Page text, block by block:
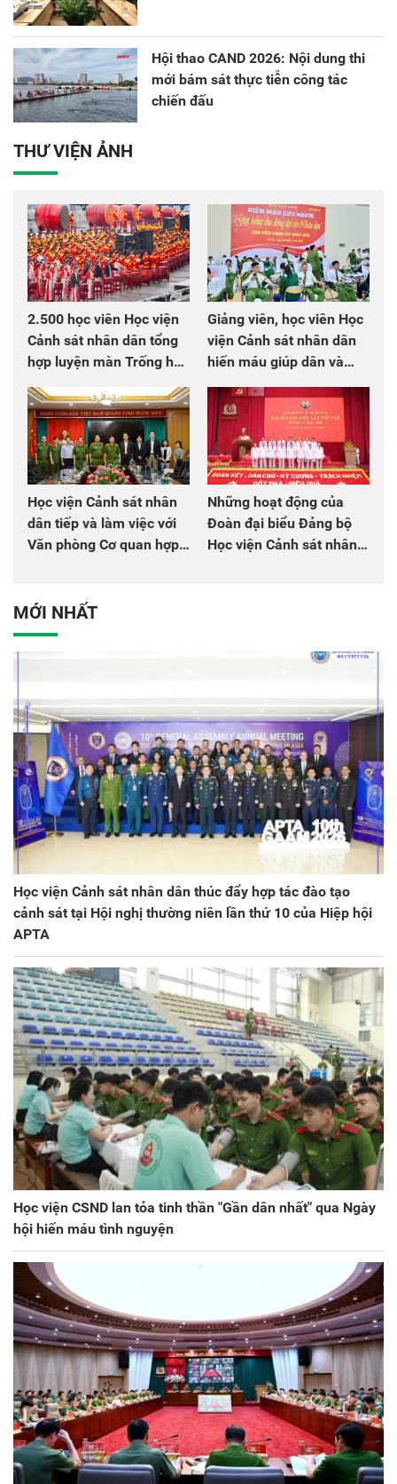
Hội thao CAND 2026: Nội dung thi
mới bám sát thực tiễn công tác
chiến đấu
THƯ VIỆN ẢNH
2.500 học viên Học viện
Cảnh sát nhân dân tổng
hợp luyện màn Trống hội
chào mừng Đại hội Đảng
Giảng viên, học viên Học
viện Cảnh sát nhân dân
hiến máu giúp dân và
đồng đội
Học viện Cảnh sát nhân
dân tiếp và làm việc với
Văn phòng Cơ quan hợp
Những hoạt động của
Đoàn đại biểu Đảng bộ
Học viện Cảnh sát nhân
MỚI NHẤT
Học viện Cảnh sát nhân dân thúc đẩy hợp tác đào tạo
cảnh sát tại Hội nghị thường niên lần thứ 10 của Hiệp hội
APTA
Học viện CSND lan tỏa tinh thần "Gần dân nhất" qua Ngày
hội hiến máu tình nguyện